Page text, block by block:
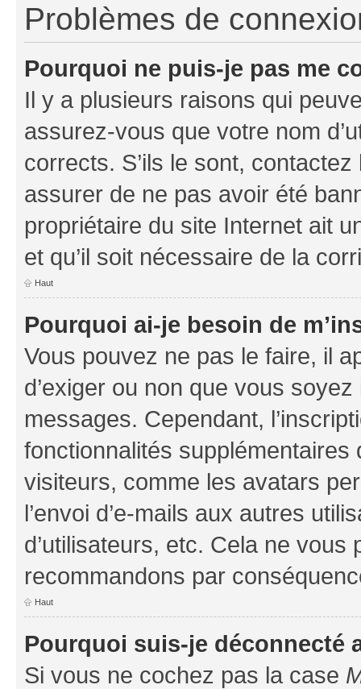
Problèmes de
Pourquoi ne puis-je pas me
Il y a plusieurs raisons qui
assurez-vous que votre nom
corrects. S’ils le sont,
assurer de ne pas avoir été
propriétaire du site Internet ait
et qu’il soit nécessaire de la
Haut
Pourquoi ai-je besoin de
Vous pouvez ne pas le faire, il
d’exiger ou non que vous
messages. Cependant,
fonctionnalités
visiteurs, comme les avatars
l’envoi d’e-mails aux autres
d’utilisateurs, etc. Cela ne vous
recommandons par
Haut
Pourquoi suis-je déconnecté
Si vous ne cochez pas la case